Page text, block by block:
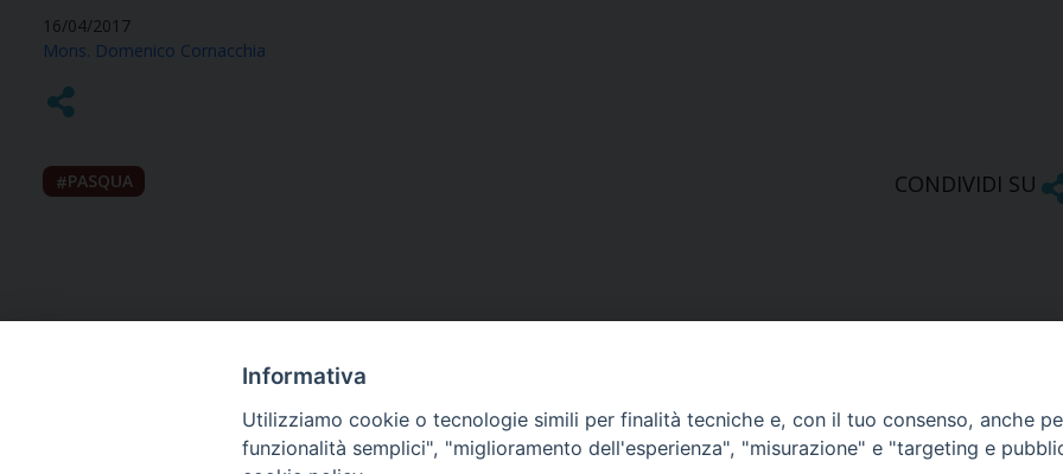
16/04/2017
Mons. Domenico Cornacchia
PASQUA CONDIVIDI SU
Informativa
Utilizziamo cookie o tecnologie simili per finalità tecniche e, con il tuo consenso, anche
funzionalità semplici", "miglioramento dell'esperienza", "misurazione" e "targeting e